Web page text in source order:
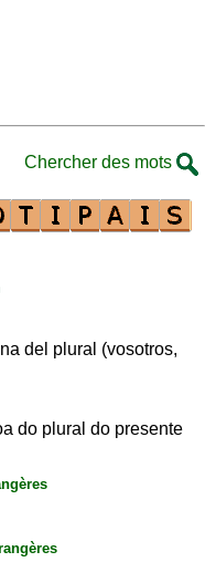
Chercher des mots
del plural (vosotros,
do plural do presente